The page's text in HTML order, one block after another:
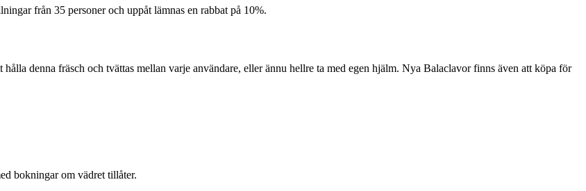
från 35 personer och uppåt lämnas en rabbat på 10%.
denna fräsch och tvättas mellan varje användare, eller ännu hellre ta med egen hjälm. Nya Balaclavor finns även att köpa för
bokningar om vädret tillåter.